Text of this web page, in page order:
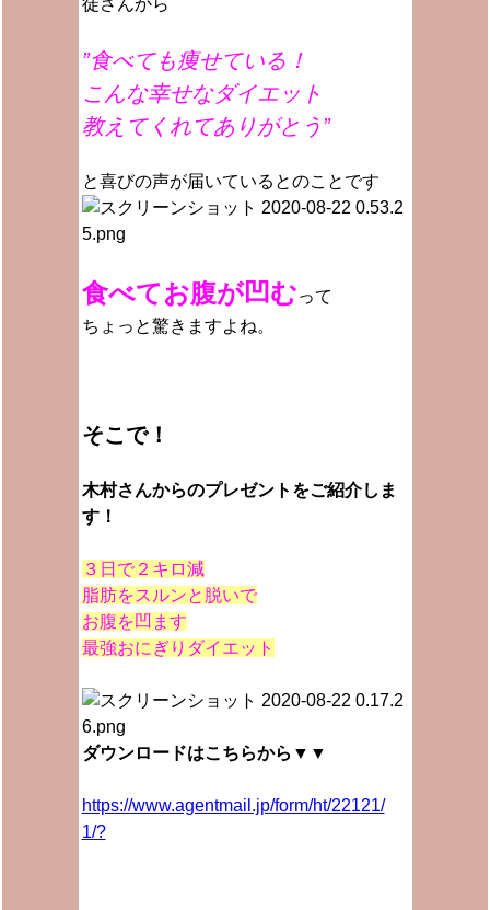
徒さんから
”食べても痩せている！
こんな幸せなダイエット
教えてくれてありがとう”
と喜びの声が届いているとのことです
食べてお腹が凹むって
ちょっと驚きますよね。
そこで！
木村さんからのプレゼントをご紹介しま
す！
３日で２キロ減
脂肪をスルンと脱いで
お腹を凹ます
最強おにぎりダイエット
ダウンロードはこちらから▼▼
https://www.agentmail.jp/form/ht/22121/
1/?